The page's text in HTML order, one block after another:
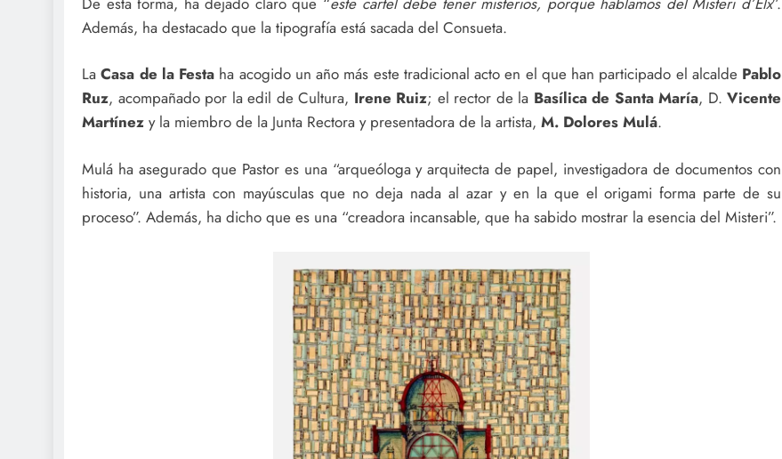
Además, ha destacado que la tipografía está sacada del Consueta.
LaCasa de la Festa ha acogido un año más este tradicional acto en el que han participado el alcalde Pablo
Ruz, acompañado por la edil de Cultura, Irene Ruiz; el rector de la Basílica de Santa María, D. Vicente
Martínez y la miembro de la Junta Rectora y presentadora de la artista, M. Dolores Mulá.
Mulá ha asegurado que Pastor es una “arqueóloga y arquitecta de papel, investigadora de documentos con
historia, una artista con mayúsculas que no deja nada al azar y en la que el origami forma parte de su
proceso”. Además, ha dicho que es una “creadora incansable, que ha sabido mostrar la esencia del Misteri”.